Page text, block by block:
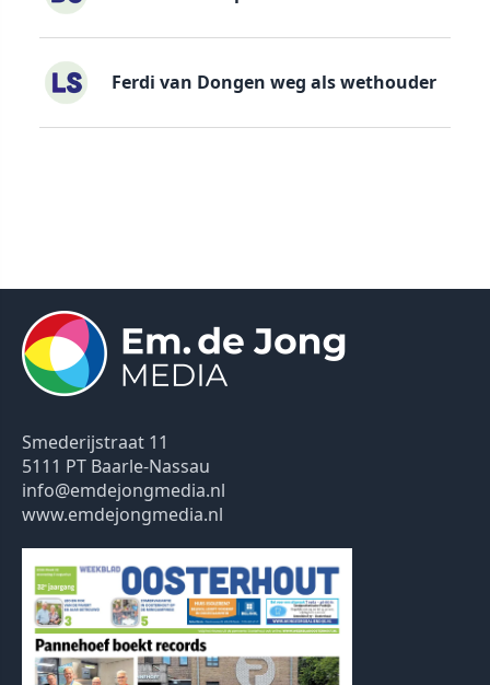
Ferdi van Dongen weg als wethouder
Smederijstraat 11
5111 PT Baarle-Nassau
info@emdejongmedia.nl
www.emdejongmedia.nl